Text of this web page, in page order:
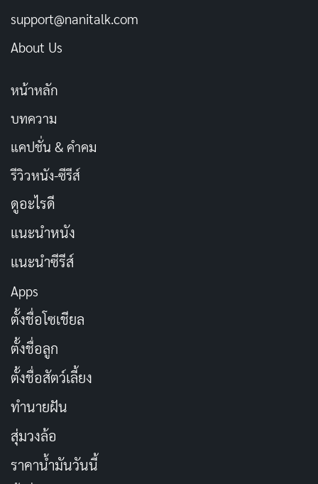
support@nanitalk.com
About Us
หน้าหลัก
บทความ
แคปชั่น & คำคม
รีวิวหนัง-ซีรีส์
ดูอะไรดี
แนะนำหนัง
แนะนำซีรีส์
Apps
ตั้งชื่อโซเชียล
ตั้งชื่อลูก
ตั้งชื่อสัตว์เลี้ยง
ทำนายฝัน
สุ่มวงล้อ
ราคาน้ำมันวันนี้